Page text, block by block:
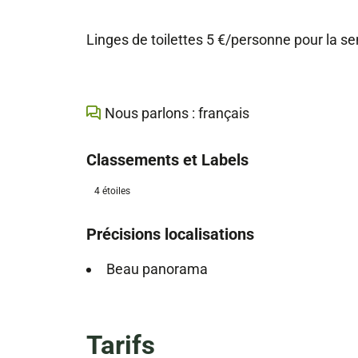
Linges de toilettes 5 €/personne pour la
Nous parlons : français
Classements et Labels
4 étoiles
Précisions localisations
Beau panorama
Tarifs